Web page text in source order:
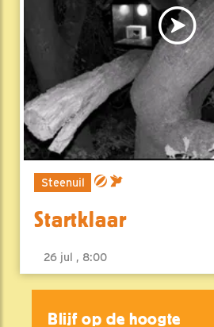
Steenuil
Startklaar
26 jul , 8:00
Blijf op de hoogte